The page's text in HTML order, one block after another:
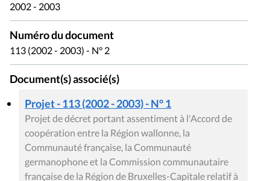
2002 - 2003
Numéro du document
113 (2002 - 2003) - N° 2
Document(s) associé(s)
Projet - 113 (2002 - 2003) - N° 1
Projet de décret portant assentiment à l'Accord de
coopération entre la Région wallonne, la
Communauté française, la Communauté
germanophone et la Commission communautaire
française de la Région de Bruxelles-Capitale relatif à